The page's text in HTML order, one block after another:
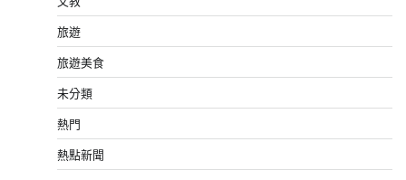
旅遊
旅遊美食
未分類
熱門
熱點新聞